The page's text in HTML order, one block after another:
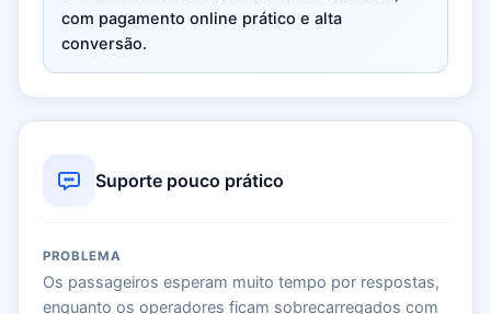
com pagamento online prático e alta
conversão.
Suporte pouco prático
PROBLEMA
Os passageiros esperam muito tempo por respostas,
enquanto os operadores ficam sobrecarregados com